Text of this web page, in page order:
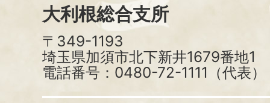
大利根総合支所
〒349-1193
埼玉県加須市北下新井1679番地1
電話番号：0480-72-1111（代表）